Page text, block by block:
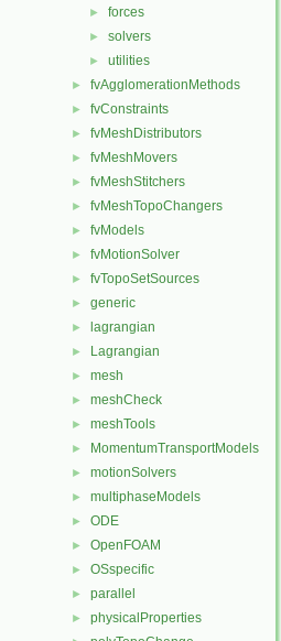
► forces
► solvers
► utilities
► fvAgglomerationMethods
► fvConstraints
► fvMeshDistributors
► fvMeshMovers
► fvMeshStitchers
► fvMeshTopoChangers
► fvModels
► fvMotionSolver
► fvTopoSetSources
► generic
► lagrangian
► Lagrangian
► mesh
► meshCheck
► meshTools
► MomentumTransportModels
► motionSolvers
► multiphaseModels
► ODE
► OpenFOAM
► OSspecific
► parallel
► physicalProperties